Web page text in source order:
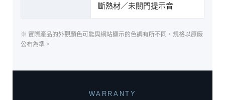
斷熱材／未關門提示音
※ 實際產品的外觀顏色可能與網站顯示的色調有所不同，規格以原廠
公布為準。
WARRANTY